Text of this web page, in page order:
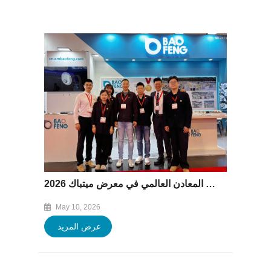
شركة باوفينغ تتواصل مع قطاع تغليف المعادن العالمي في معرض ميتباك 2026
May 10, 2026
عرض المزيد